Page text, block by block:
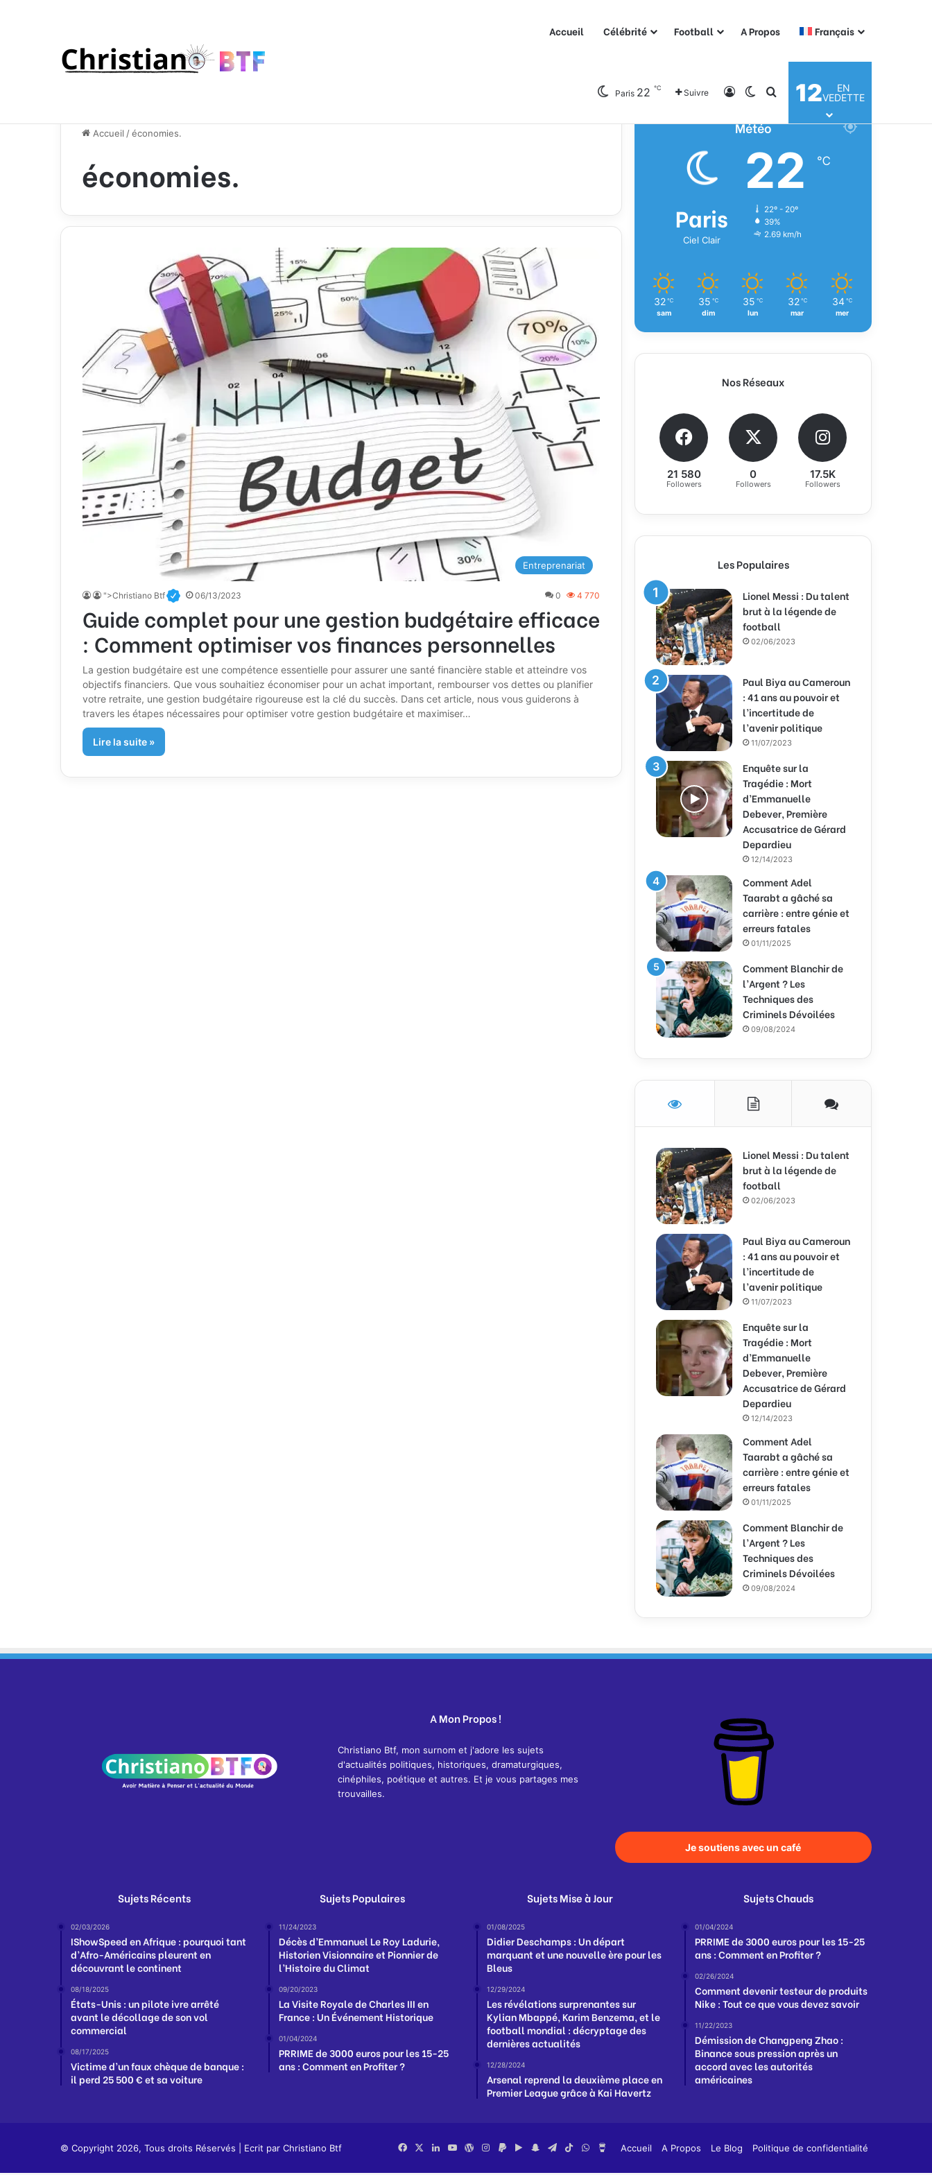
Accueil Célébrité Football A Propos Français
Paris 22 ℃ Suivre ConnexionSwitch skin
Rechercher
12
EN
VEDETTE
Accueil /économies.
économies.
Entreprenariat
">Christiano Btf 06/13/2023 0 4 770
Guide complet pour une gestion budgétaire efficace
: Comment optimiser vos finances personnelles
La gestion budgétaire est une compétence essentielle pour assurer une santé financière stable et atteindre vos
objectifs financiers. Que vous souhaitiez économiser pour un achat important, rembourser vos dettes ou planifier
votre retraite, une gestion budgétaire rigoureuse est la clé du succès. Dans cet article, nous vous guiderons à
travers les étapes nécessaires pour optimiser votre gestion budgétaire et maximiser…
Lire la suite »
Météo
Paris
Ciel Clair
22 ℃
22º - 20º
39%
2.69 km/h
32 ℃
sam
35 ℃
dim
35 ℃
lun
32 ℃
mar
34 ℃
mer
Nos Réseaux
21 580
Followers
0
Followers
17.5K
Followers
Les Populaires
Lionel Messi : Du talent
brut à la légende de
football
02/06/2023
Paul Biya au Cameroun
: 41 ans au pouvoir et
l’incertitude de
l’avenir politique
11/07/2023
Enquête sur la
Tragédie : Mort
d’Emmanuelle
Debever, Première
Accusatrice de Gérard
Depardieu
12/14/2023
Comment Adel
Taarabt a gâché sa
carrière : entre génie et
erreurs fatales
01/11/2025
Comment Blanchir de
l’Argent ? Les
Techniques des
Criminels Dévoilées
09/08/2024
Lionel Messi : Du talent
brut à la légende de
football
02/06/2023
Paul Biya au Cameroun
: 41 ans au pouvoir et
l’incertitude de
l’avenir politique
11/07/2023
Enquête sur la
Tragédie : Mort
d’Emmanuelle
Debever, Première
Accusatrice de Gérard
Depardieu
12/14/2023
Comment Adel
Taarabt a gâché sa
carrière : entre génie et
erreurs fatales
01/11/2025
Comment Blanchir de
l’Argent ? Les
Techniques des
Criminels Dévoilées
09/08/2024
A Mon Propos !
Christiano Btf, mon surnom et j'adore les sujets
d'actualités politiques, historiques, dramaturgiques,
cinéphiles, poétique et autres. Et je vous partages mes
trouvailles.
Je soutiens avec un café
Sujets Récents
02/03/2026
IShowSpeed en Afrique : pourquoi tant
d’Afro-Américains pleurent en
découvrant le continent
08/18/2025
États-Unis : un pilote ivre arrêté
avant le décollage de son vol
commercial
08/17/2025
Victime d’un faux chèque de banque :
il perd 25 500 € et sa voiture
Sujets Populaires
11/24/2023
Décès d’Emmanuel Le Roy Ladurie,
Historien Visionnaire et Pionnier de
l’Histoire du Climat
09/20/2023
La Visite Royale de Charles III en
France : Un Événement Historique
01/04/2024
PRRIME de 3000 euros pour les 15-25
ans : Comment en Profiter ?
Sujets Mise à Jour
01/08/2025
Didier Deschamps : Un départ
marquant et une nouvelle ère pour les
Bleus
12/29/2024
Les révélations surprenantes sur
Kylian Mbappé, Karim Benzema, et le
football mondial : décryptage des
dernières actualités
12/28/2024
Arsenal reprend la deuxième place en
Premier League grâce à Kai Havertz
Sujets Chauds
01/04/2024
PRRIME de 3000 euros pour les 15-25
ans : Comment en Profiter ?
02/26/2024
Comment devenir testeur de produits
Nike : Tout ce que vous devez savoir
11/22/2023
Démission de Changpeng Zhao :
Binance sous pression après un
accord avec les autorités
américaines
© Copyright 2026, Tous droits Réservés | Ecrit par Christiano Btf Accueil A Propos Le Blog Politique de confidentialité
FacebookLinkedinYouTubeWordPress
Instagram
PayPalGoogleSnapchat
Telegram
TikTokWhatsApp
Buy